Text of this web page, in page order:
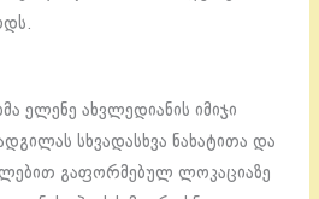
ელენე ახვლედიანის იმიჯი
სხვადასხვა ნახატითა და
გაფორმებულ ლოკაციაზე